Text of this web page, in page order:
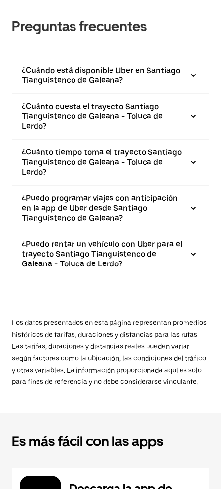
Preguntas frecuentes
¿Cuándo está disponible Uber en Santiago
Tianguistenco de Galeana?
¿Cuánto cuesta el trayecto Santiago
Tianguistenco de Galeana - Toluca de
Lerdo?
¿Cuánto tiempo toma el trayecto Santiago
Tianguistenco de Galeana - Toluca de
Lerdo?
¿Puedo programar viajes con anticipación
en la app de Uber desde Santiago
Tianguistenco de Galeana?
¿Puedo rentar un vehículo con Uber para el
trayecto Santiago Tianguistenco de
Galeana - Toluca de Lerdo?
Los datos presentados en esta página representan promedios
históricos de tarifas, duraciones y distancias para las rutas.
Las tarifas, duraciones y distancias reales pueden variar
según factores como la ubicación, las condiciones del tráfico
y otras variables. La información proporcionada aquí es solo
para fines de referencia y no debe considerarse vinculante.
Es más fácil con las apps